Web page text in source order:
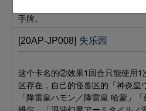
手牌。
[20AP-JP008] 失乐园
这个卡名的②效果1回合只能使用
区存在，自己的怪兽区的「神炎皇
「降雷皇ハモン／降雷皇 哈蒙」